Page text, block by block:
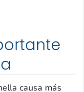
causa más